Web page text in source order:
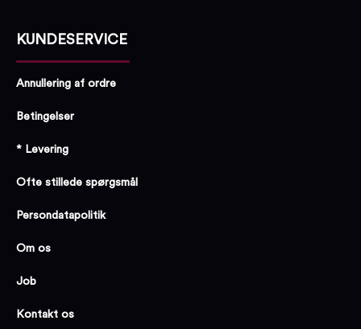
KUNDESERVICE
Annullering af ordre
Betingelser
* Levering
Ofte stillede spørgsmål
Persondatapolitik
Om os
Job
Kontakt os